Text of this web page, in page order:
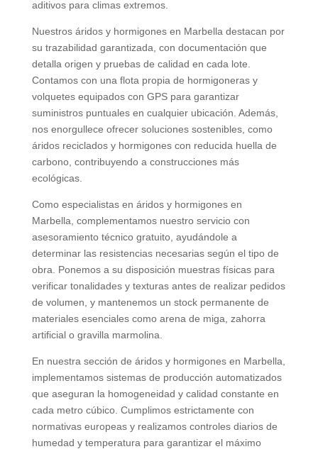
aditivos para climas extremos.
Nuestros áridos y hormigones en Marbella destacan por
su trazabilidad garantizada, con documentación que
detalla origen y pruebas de calidad en cada lote.
Contamos con una flota propia de hormigoneras y
volquetes equipados con GPS para garantizar
suministros puntuales en cualquier ubicación. Además,
nos enorgullece ofrecer soluciones sostenibles, como
áridos reciclados y hormigones con reducida huella de
carbono, contribuyendo a construcciones más
ecológicas.
Como especialistas en áridos y hormigones en
Marbella, complementamos nuestro servicio con
asesoramiento técnico gratuito, ayudándole a
determinar las resistencias necesarias según el tipo de
obra. Ponemos a su disposición muestras físicas para
verificar tonalidades y texturas antes de realizar pedidos
de volumen, y mantenemos un stock permanente de
materiales esenciales como arena de miga, zahorra
artificial o gravilla marmolina.
En nuestra sección de áridos y hormigones en Marbella,
implementamos sistemas de producción automatizados
que aseguran la homogeneidad y calidad constante en
cada metro cúbico. Cumplimos estrictamente con
normativas europeas y realizamos controles diarios de
humedad y temperatura para garantizar el máximo